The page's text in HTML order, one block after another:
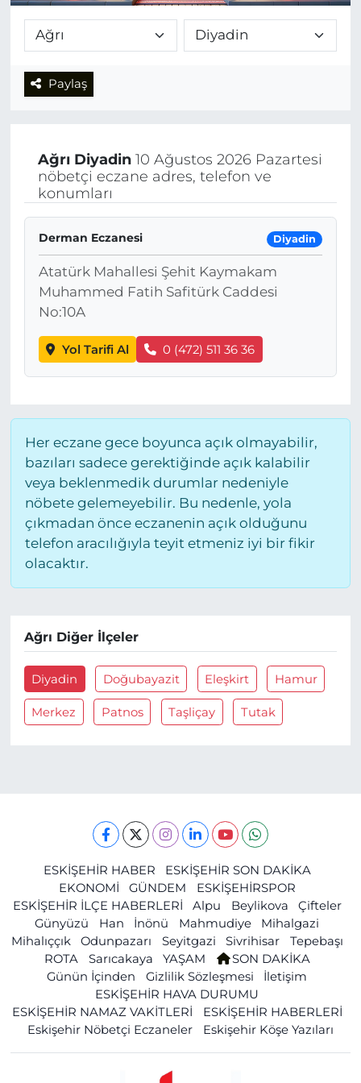
Paylaş
Ağrı Diyadin10 Ağustos 2026 Pazartesi
nöbetçi eczane adres, telefon ve
konumları
Derman Eczanesi Diyadin
Atatürk Mahallesi Şehit Kaymakam
Muhammed Fatih Safitürk Caddesi
No:10A
Yol Tarifi Al 0 (472) 511 36 36
Her eczane gece boyunca açık olmayabilir,
bazıları sadece gerektiğinde açık kalabilir
veya beklenmedik durumlar nedeniyle
nöbete gelemeyebilir. Bu nedenle, yola
çıkmadan önce eczanenin açık olduğunu
telefon aracılığıyla teyit etmeniz iyi bir fikir
olacaktır.
Ağrı Diğer İlçeler
Diyadin Doğubayazit Eleşkirt Hamur
Merkez Patnos Taşliçay Tutak
ESKİŞEHİR HABER
ESKİŞEHİR SON DAKİKA
EKONOMİ
GÜNDEM
ESKİŞEHİRSPOR
ESKİŞEHİR İLÇE HABERLERİ
Alpu Beylikova
Çifteler
Günyüzü
Han İnönü Mahmudiye
Mihalgazi
Mihalıççık
Odunpazarı Seyitgazi Sivrihisar
Tepebaşı
ROTA
Sarıcakaya YAŞAM
SON DAKİKA
Günün İçinden
Gizlilik Sözleşmesi
İletişim
ESKİŞEHİR HAVA DURUMU
ESKİŞEHİR NAMAZ VAKİTLERİ
ESKİŞEHİR HABERLERİ
Eskişehir Nöbetçi Eczaneler
Eskişehir Köşe Yazıları